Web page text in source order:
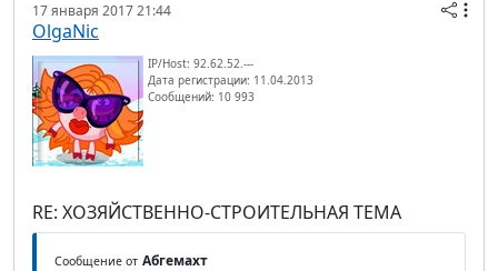
17 января 2017 21:44
OlgaNic
IP/Host: 92.62.52.---
Дата регистрации: 11.04.2013
Сообщений: 10 993
RE: ХОЗЯЙСТВЕННО-СТРОИТЕЛЬНАЯ ТЕМА
Сообщение от Абгемахт